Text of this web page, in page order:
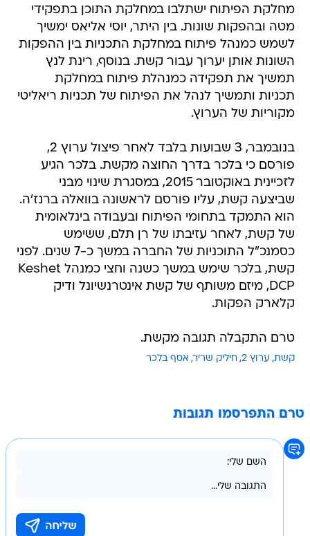
מחלקת הפיתוח ישתלבו במחלקת התוכן בתפקידי
מטה ובהפקות שונות. בין היתר, יוסי אליאס ימשיך
לשמש כמנהל פיתוח במחלקת התכניות בין ההפקות
השונות אותן יערוך עבור קשת. בנוסף, רינת לנץ
תמשיך את תפקידה כמנהלת פיתוח במחלקת
תכניות ותמשיך לנהל את הפיתוח של תכניות ריאליטי
מקוריות של הערוץ.
בנובמבר, 3 שבועות בלבד לאחר פיצול ערוץ 2,
פורסם כי בלכר בדרך החוצה מקשת. בלכר הגיע
לזכיינית באוקטובר 2015, במסגרת שינוי מבני
שביצעה קשת, עליו פורסם לראשונה בוואלה ברנז'ה.
הוא התמקד בתחומי הפיתוח ובעבודה בינלאומית
של קשת, לאחר עזיבתו של רן תלם, ששימש
כסמנכ"ל התוכניות של החברה במשך כ-7 שנים. לפני
קשת, בלכר שימש במשך כשנה וחצי כמנהל Keshet
DCP, מיזם משותף של קשת אינטרנשיונל ודיק
קלארק הפקות.
טרם התקבלה תגובה מקשת.
קשת ערוץ 2 חיליק שריר אסף בלכר
טרם התפרסמו תגובות